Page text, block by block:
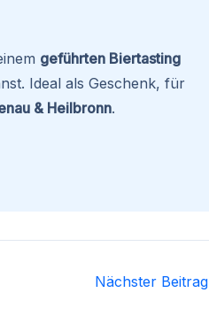
geführten Biertasting
Ideal als Geschenk, für
& Heilbronn.
Nächster Beitrag